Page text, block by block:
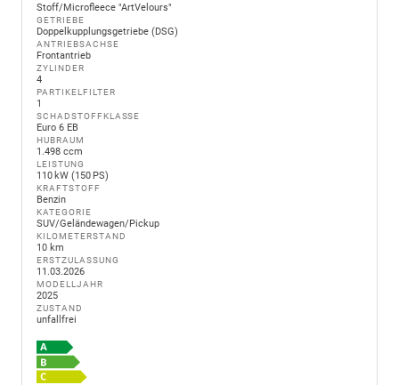
Stoff/Microfleece "ArtVelours"
GETRIEBE
Doppelkupplungsgetriebe (DSG)
ANTRIEBSACHSE
Frontantrieb
ZYLINDER
4
PARTIKELFILTER
1
SCHADSTOFFKLASSE
Euro 6 EB
HUBRAUM
1.498 ccm
LEISTUNG
110 kW (150 PS)
KRAFTSTOFF
Benzin
KATEGORIE
SUV/Geländewagen/Pickup
KILOMETERSTAND
10 km
ERSTZULASSUNG
11.03.2026
MODELLJAHR
2025
ZUSTAND
unfallfrei